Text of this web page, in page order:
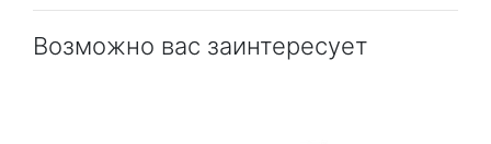
Возможно вас заинтересует